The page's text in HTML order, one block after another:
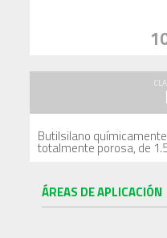
Butilsilano
totalmente porosa, de
ÁREAS DE APLICACIÓN